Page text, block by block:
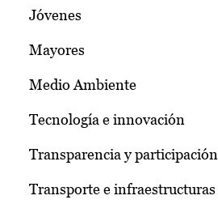
Jóvenes
Mayores
Medio Ambiente
Tecnología e innovación
Transparencia y participación
Transporte e infraestructuras